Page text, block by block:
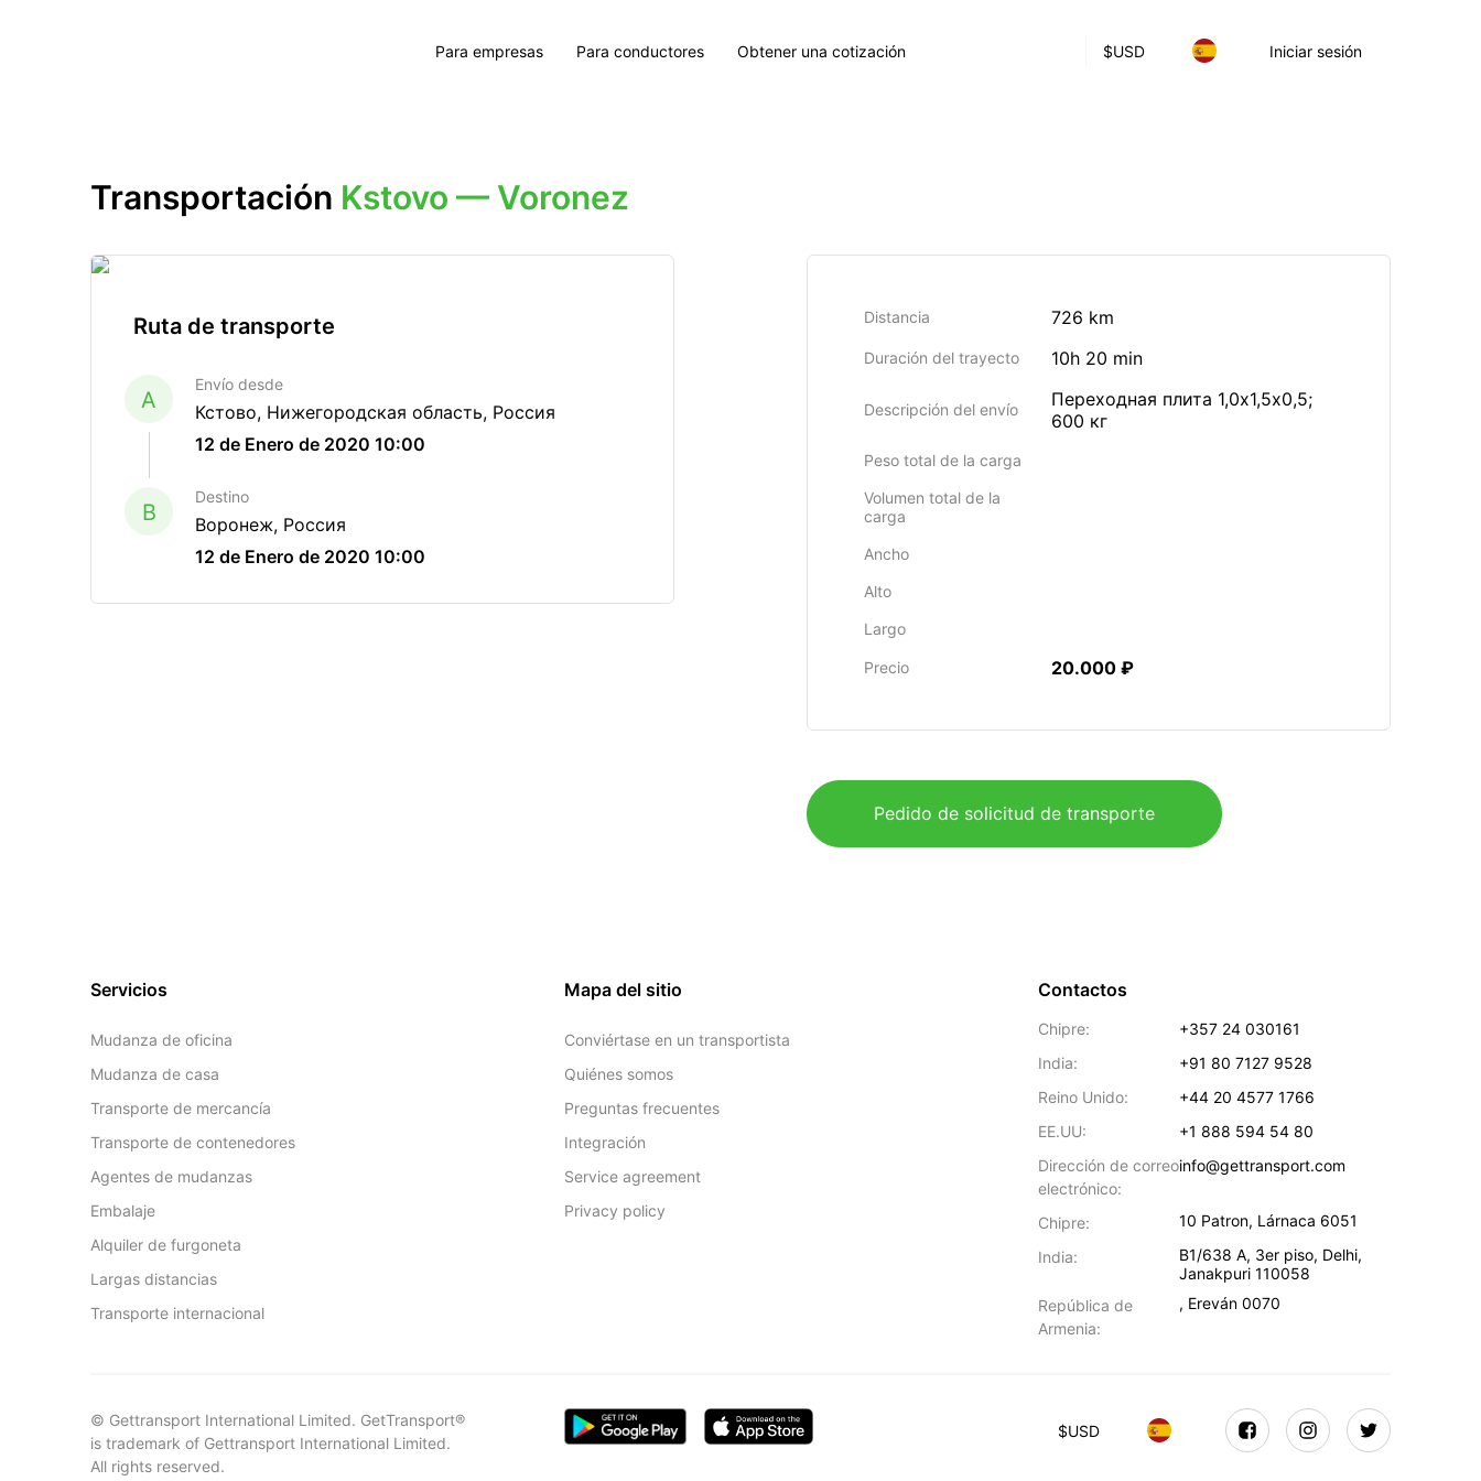
$USD Iniciar sesión
Para empresas Para conductores Obtener una cotización
Transportación Kstovo — Voronez
Ruta de transporte
A
Envío desde
Кстово, Нижегородская область, Россия
12 de Enero de 2020 10:00
B
Destino
Воронеж, Россия
12 de Enero de 2020 10:00
Distancia 726 km
Duración del trayecto 10h 20 min
Descripción del envío
Переходная плита 1,0х1,5х0,5;
600 кг
Peso total de la carga
Volumen total de la
carga
Ancho
Alto
Largo
Precio 20.000 ₽
Pedido de solicitud de transporte
Servicios
Mudanza de oficina
Mudanza de casa
Transporte de mercancía
Transporte de contenedores
Agentes de mudanzas
Embalaje
Alquiler de furgoneta
Largas distancias
Transporte internacional
Mapa del sitio
Conviértase en un transportista
Quiénes somos
Preguntas frecuentes
Integración
Service agreement
Privacy policy
Contactos
Chipre:
+357 24 030161
India:
+91 80 7127 9528
Reino Unido:
+44 20 4577 1766
EE.UU:
+1 888 594 54 80
Dirección de correo
electrónico:
info@gettransport.com
Chipre: 10 Patron, Lárnaca 6051
India:
B1/638 A, 3er piso, Delhi,
Janakpuri 110058
República de
Armenia:
, Ereván 0070
© Gettransport International Limited. GetTransport®
is trademark of Gettransport International Limited.
All rights reserved.
$USD